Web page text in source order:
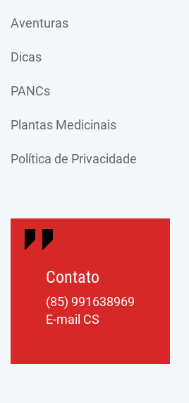
Aventuras
Dicas
PANCs
Plantas Medicinais
Política de Privacidade
Contato
(85) 991638969
E-mail CS